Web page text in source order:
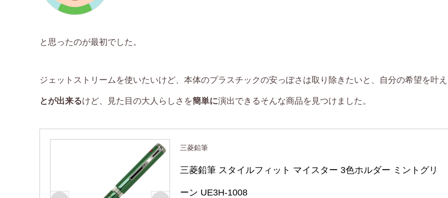
と思ったのが最初でした。
ジェットストリームを使いたいけど、本体のプラスチックの安っぽさは取り除きたいと、自分の希望を叶
とが出来るけど、見た目の大人らしさを簡単に演出できるそんな商品を見つけました。
三菱鉛筆
三菱鉛筆 スタイルフィット マイスター 3色ホルダー ミントグリ
ーン UE3H-1008